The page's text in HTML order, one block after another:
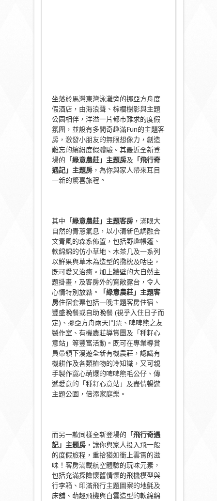
坐落於馬灣東灣泳灘旁的挪亞方舟度
假酒店，由海浪聲、棕櫚樹影與主題
公園相伴，洋溢一片都市難求的度假
氛圍，並設有多間奇趣滿Fun的主題客
房，激發小朋友的無限想像力，創造
難忘的繽紛度假體驗。其最近全新登
場的 「綠意農莊」主題房及 「飛行奇
遇記」主題房，為你與家人帶來耳目
一新的驚喜旅程。
其中 「綠意農莊」主題客房，滿眼大
自然的青蔥氣息，以小清新色調融合
文青風的森系佈置，包括野趣帳篷、
軟綿綿的仿小草地、木茶几及一系列
以鮮果與草木為造型的攬枕及咕臣，
既可愛又治癒。加上牆壁的大自然主
題掛畫，及客房外的寬敞露台，令人
心情特別放鬆。
「綠意農莊」主題客
房住宿套票包括一晚主題客房住宿、
豐盛晚餐或自助晚餐 (視乎入住日子而
定)、挪亞方舟兩天門票、啤啤熊之友
製作室、有機農莊導賞團及「種籽心
意站」等豐富活動。既可在專業導賞
員帶領下漫遊全新有機農莊，認識有
機耕作及各類植物的冷知識，又可親
手製作窩心萌爆的啤啤熊毛公仔、傳
遞愛意的「種籽心意站」及盡情暢遊
主題公園，倍添家庭樂。
而另一款同樣全新登場的 「飛行奇遇
記」主題房，讓你與家人投入飛一般
的度假旅程，重拾猶如衝上雲霄的滋
味！客房滿載航空體驗的玩味元素，
包括充滿探險懷舊情懷的飛機模型與
行李箱、印滿飛行主題圖案的地氈及
床舖、萌趣飛機與白雲造型的軟綿綿